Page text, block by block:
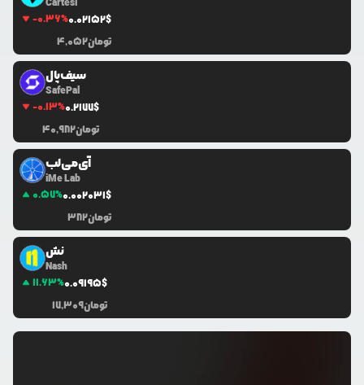
-0.36%0.02152$
4,052تومان
سیف‌پال
SafePal
-0.13%0.2177$
40,982تومان
آی‌می‌لب
iMe Lab
0.57%0.002031$
382تومان
نش
Nash
11.63%0.09195$
17,309تومان